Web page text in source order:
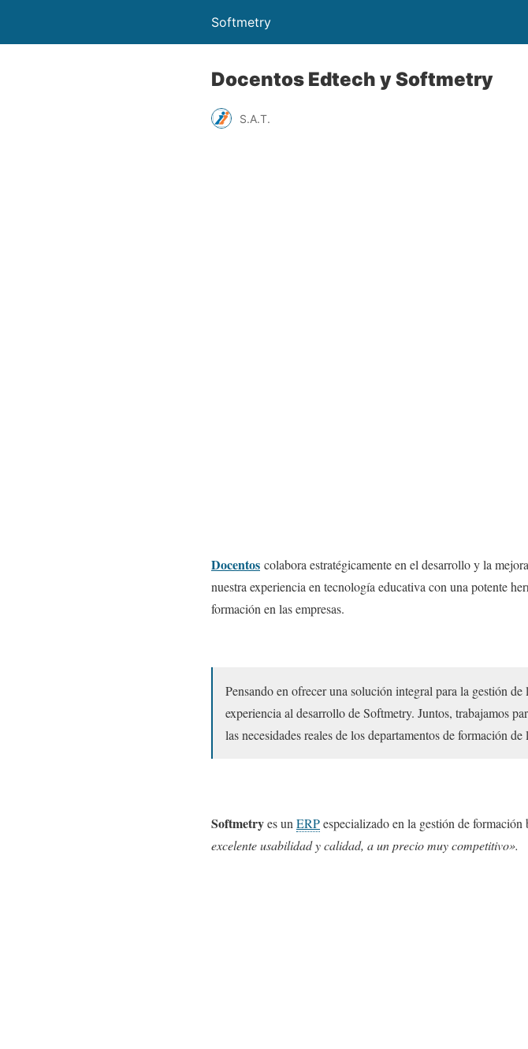
Softmetry
Docentos Edtech y Softmetry
S.A.T.
Docentos colabora estratégicamente en el desarrollo y la
nuestra experiencia en tecnología educativa con una potente
formación en las empresas.
Pensando en ofrecer una solución integral para la gestión
experiencia al desarrollo de Softmetry. Juntos, trabajamos
las necesidades reales de los departamentos de formación de
Softmetryes un ERPespecializado en la gestión de
excelente usabilidad y calidad, a un precio muy competitivo».